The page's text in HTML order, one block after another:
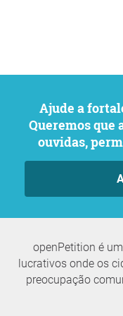
Ajude a fortalecer a participação cívica.
Queremos que
ouvidas,
openPetition é
lucrativos onde os
preocupação